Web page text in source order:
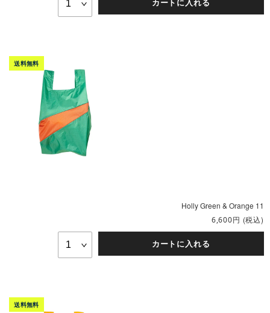
カートに入れる
Holly Green & Orange 11
6,600円 (税込)
カートに入れる